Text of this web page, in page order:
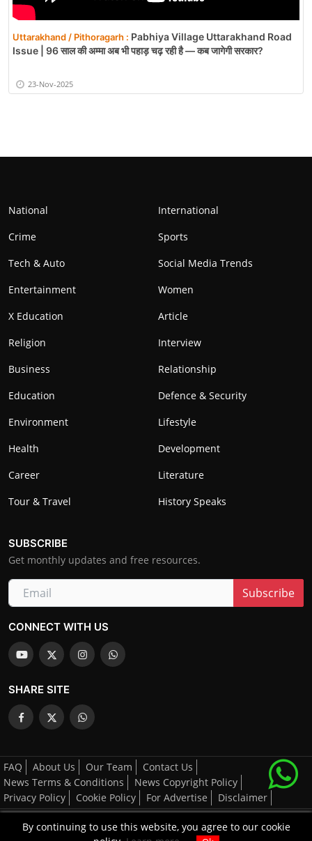
Uttarakhand / Pithoragarh : Pabhiya Village Uttarakhand Road
Issue | 96 साल की अम्मा अब भी पहाड़ चढ़ रही है — कब जागेगी सरकार?
23-Nov-2025
National
International
Crime
Sports
Tech & Auto
Social Media Trends
Entertainment
Women
X Education
Article
Religion
Interview
Business
Relationship
Education
Defence & Security
Environment
Lifestyle
Health
Development
Career
Literature
Tour & Travel
History Speaks
SUBSCRIBE
Get monthly updates and free resources.
Subscribe
CONNECT WITH US
SHARE SITE
FAQ About Us Our Team
Contact Us
News Terms & Conditions
News Copyright Policy
Privacy Policy
Cookie Policy For Advertise Disclaimer
All Right's Reserved By AGCNN © 2025-2026
By continuing to use this website, you agree to our cookie